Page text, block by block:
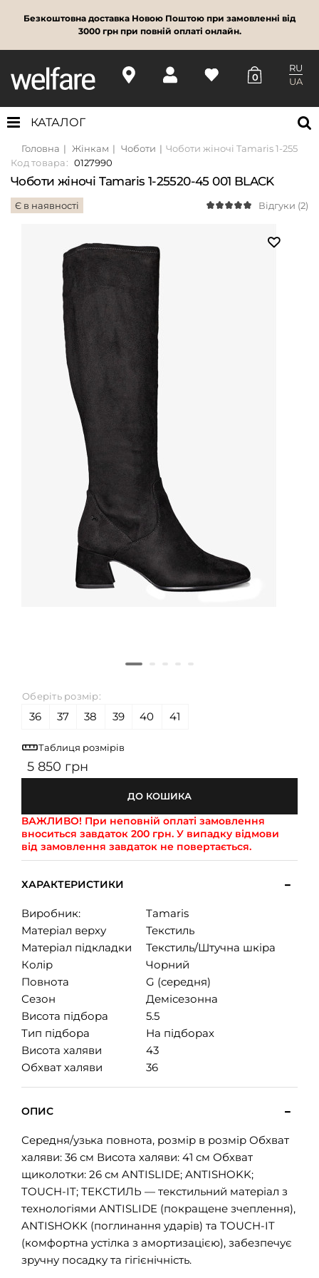
Безкоштовна доставка Новою Поштою при замовленні від
3000 грн при повній оплаті онлайн.
0
RU
UA
КАТАЛОГ
Головна Жінкам Чоботи
Чоботи жіночі Tamaris 1-25520-
Код товара: 0127990
Чоботи жіночі Tamaris 1-25520-45 001 BLACK
Є в наявності Відгуки (2)
Оберіть розмір:
36 37 38 39 40 41
Таблиця розмірів
5 850 грн
ДО КОШИКА
ВАЖЛИВО! При неповній оплаті замовлення
вноситься завдаток 200 грн. У випадку відмови
від замовлення завдаток не повертається.
ХАРАКТЕРИСТИКИ
Виробник:
Tamaris
Матеріал верху
Текстиль
Матеріал підкладки
Текстиль/Штучна шкіра
Колір
Чорний
Повнота
G (середня)
Сезон
Демісезонна
Висота підбора
5.5
Тип підбора
На підборах
Висота халяви
43
Обхват халяви
36
ОПИС
Середня/узька повнота, розмір в розмір Обхват
халяви: 36 см Висота халяви: 41 см Обхват
щиколотки: 26 см ANTISLIDE; ANTISHOKK;
TOUCH-IT; ТЕКСТИЛЬ — текстильний матеріал з
технологіями ANTISLIDE (покращене зчеплення),
ANTISHOKK (поглинання ударів) та TOUCH-IT
(комфортна устілка з амортизацією), забезпечує
зручну посадку та гігієнічність.